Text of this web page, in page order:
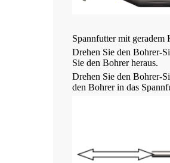
Spannfutter mit geradem
Drehen Sie den Bohrer-
Sie den Bohrer heraus.
Drehen Sie den Bohrer-
den Bohrer in das